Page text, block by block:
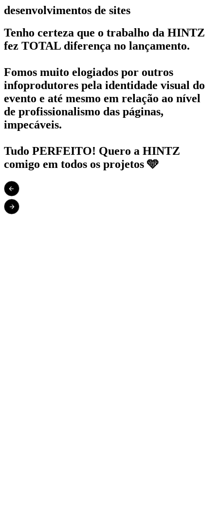
desenvolvimentos de sites
Tenho certeza que o trabalho da HINTZ
fez TOTAL diferença no lançamento.
Fomos muito elogiados por outros
infoprodutores pela identidade visual do
evento e até mesmo em relação ao nível
de profissionalismo das páginas,
impecáveis.
Tudo PERFEITO! Quero a HINTZ
comigo em todos os projetos 🩵